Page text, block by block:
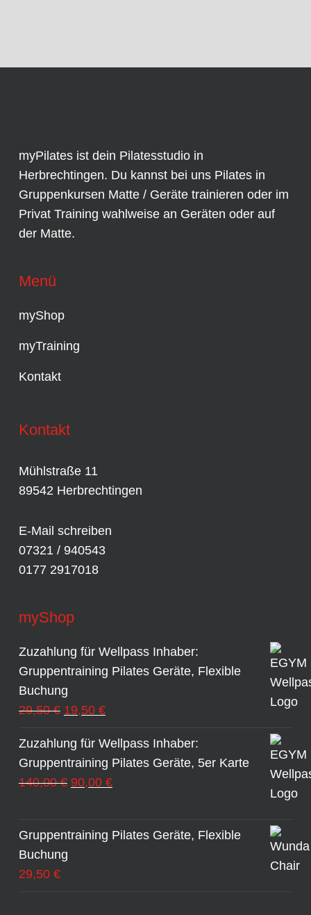
myPilates ist dein Pilatesstudio in
Herbrechtingen. Du kannst bei uns Pilates in
Gruppenkursen Matte / Geräte trainieren oder im
Privat Training wahlweise an Geräten oder auf
der Matte.
Menü
myShop
myTraining
Kontakt
Kontakt
Mühlstraße 11
89542 Herbrechtingen
E-Mail schreiben
07321 / 940543
0177 2917018
myShop
Zuzahlung für Wellpass Inhaber:
Gruppentraining Pilates Geräte, Flexible
Buchung
29,50€ Ursprünglicher
war:
29,50 €
19,50 €Aktueller
ist:
19,50 €.
Zuzahlung für Wellpass Inhaber:
Gruppentraining Pilates Geräte, 5er Karte
140,00€ Ursprünglicher
140,00 €
90,00 €Aktueller
90,00 €.
Gruppentraining Pilates Geräte, Flexible
Buchung
29,50 €